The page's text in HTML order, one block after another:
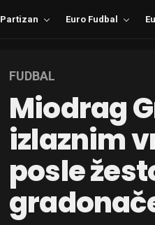
Partizan Euro Fudbal
FUDBAL
Miodrag
izlaznim
posle